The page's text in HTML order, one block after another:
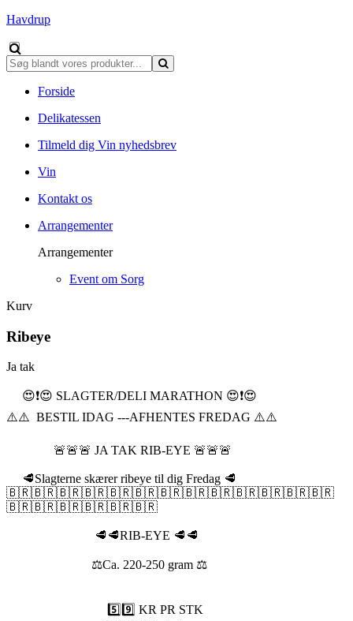
Havdrup
Forside
Delikatessen
Tilmeld dig Vin nyhedsbrev
Vin
Kontakt os
Arrangementer
Arrangementer
Event om Sorg
Kurv
Ribeye
Ja tak
😍❗️😍 SLAGTER/DELI MARATHON 😍❗️😍
⚠️⚠️ BESTIL IDAG ---AFHENTES FREDAG ⚠️⚠️
🚨🚨🚨 JA TAK RIB-EYE 🚨🚨🚨
🥩Slagterne skærer ribeye til dig Fredag 🥩
🇧🇷🇧🇷🇧🇷🇧🇷🇧🇷🇧🇷🇧🇷🇧🇷🇧🇷🇧🇷🇧🇷🇧🇷🇧🇷
🇧🇷🇧🇷🇧🇷🇧🇷🇧🇷🇧🇷
🥩🥩RIB-EYE 🥩🥩
⚖️Ca. 220-250 gram ⚖️
5️⃣9️⃣ KR PR STK